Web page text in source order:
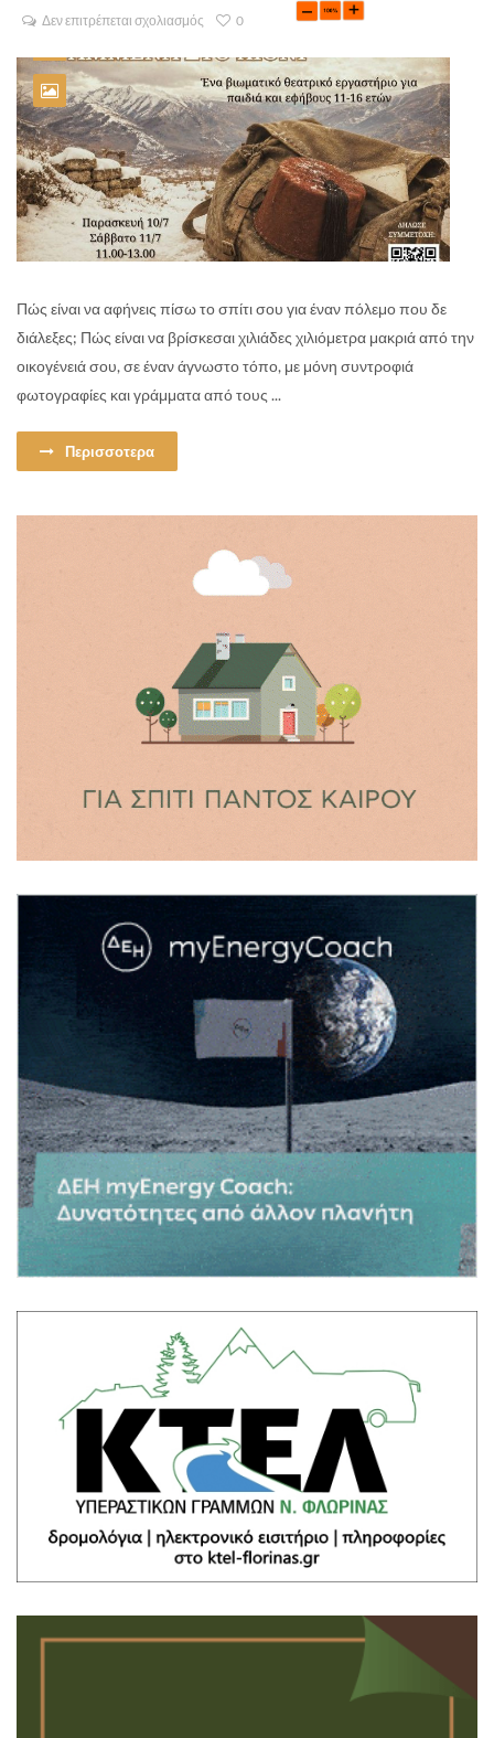
Δεν επιτρέπεται σχολιασμός 0
Πώς είναι να αφήνεις πίσω το σπίτι σου για έναν πόλεμο που δε
διάλεξες; Πώς είναι να βρίσκεσαι χιλιάδες χιλιόμετρα μακριά από την
οικογένειά σου, σε έναν άγνωστο τόπο, με μόνη συντροφιά
φωτογραφίες και γράμματα από τους ...
Περισσοτερα